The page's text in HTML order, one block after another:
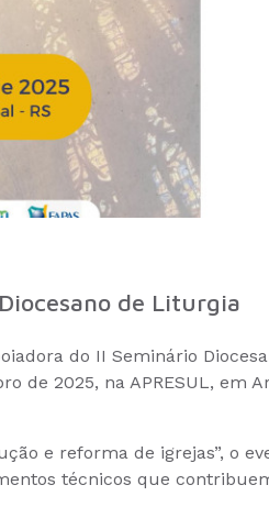
de Liturgia
do II Seminário
de 2025, na APRESUL, em
e reforma de igrejas”, o
técnicos que